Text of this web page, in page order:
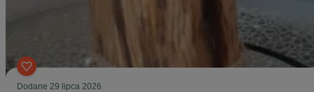
Dodane 29 lipca 2026